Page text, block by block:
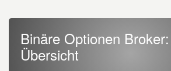
Binäre Optionen
Übersicht